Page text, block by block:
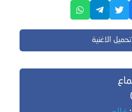
تحميل الاغنية